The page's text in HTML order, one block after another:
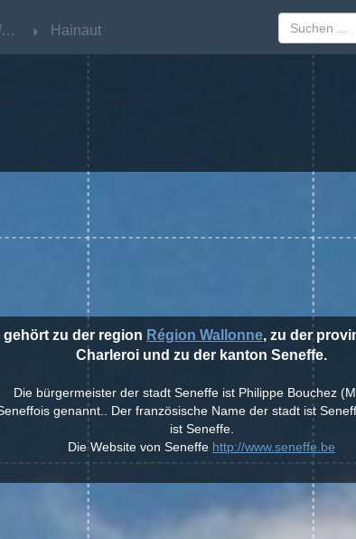
Région Wallonne Hainaut
gehört zu der region Région Wallonne, zu der
Charleroi und zu der kanton Seneffe.
Die bürgermeister der stadt Seneffe ist Philippe Bouchez
genannt.. Der französische Name der stadt ist
ist Seneffe.
Die Website von Seneffe http://www.seneffe.be
Région Wallonne Hainaut